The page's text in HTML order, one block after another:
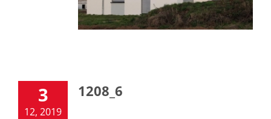
3
12, 2019
1208_6